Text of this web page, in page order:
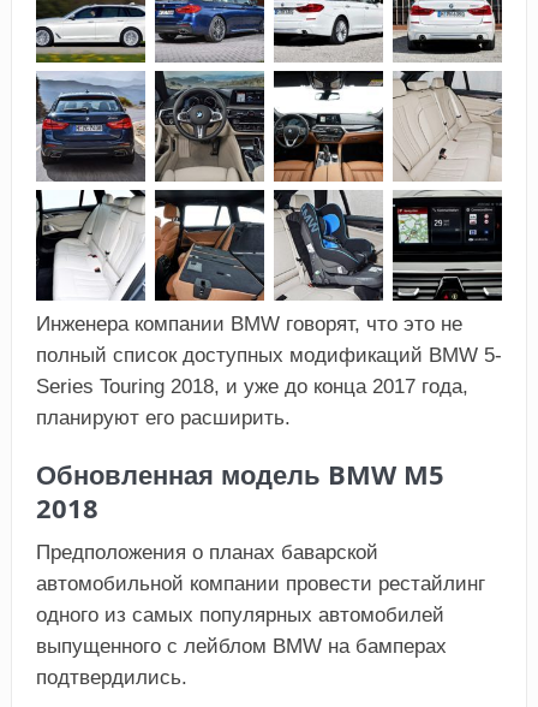
Инженера компании BMW говорят, что это не
полный список доступных модификаций BMW 5-
Series Touring 2018, и уже до конца 2017 года,
планируют его расширить.
Обновленная модель BMW M5
2018
Предположения о планах баварской
автомобильной компании провести рестайлинг
одного из самых популярных автомобилей
выпущенного с лейблом BMW на бамперах
подтвердились.